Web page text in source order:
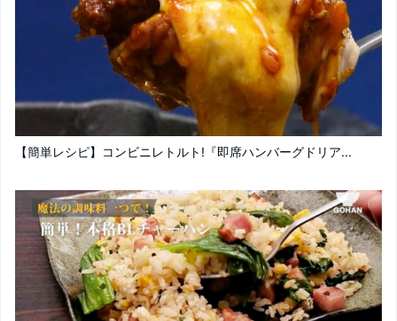
【簡単レシピ】コンビニレトルト!『即席ハンバーグドリア...